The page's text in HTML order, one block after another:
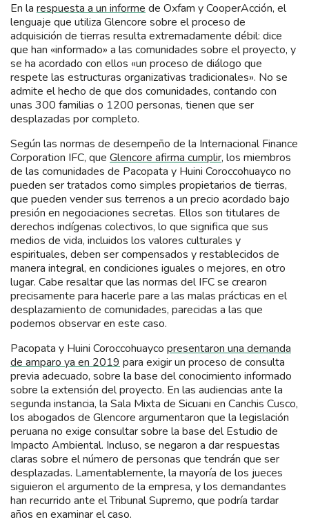
En la respuesta a un informe de Oxfam y CooperAcción, el
lenguaje que utiliza Glencore sobre el proceso de
adquisición de tierras resulta extremadamente débil: dice
que han «informado» a las comunidades sobre el proyecto, y
se ha acordado con ellos «un proceso de diálogo que
respete las estructuras organizativas tradicionales». No se
admite el hecho de que dos comunidades, contando con
unas 300 familias o 1200 personas, tienen que ser
desplazadas por completo.
Según las normas de desempeño de la Internacional Finance
Corporation IFC, que Glencore afirma cumplir, los miembros
de las comunidades de Pacopata y Huini Coroccohuayco no
pueden ser tratados como simples propietarios de tierras,
que pueden vender sus terrenos a un precio acordado bajo
presión en negociaciones secretas. Ellos son titulares de
derechos indígenas colectivos, lo que significa que sus
medios de vida, incluidos los valores culturales y
espirituales, deben ser compensados y restablecidos de
manera integral, en condiciones iguales o mejores, en otro
lugar. Cabe resaltar que las normas del IFC se crearon
precisamente para hacerle pare a las malas prácticas en el
desplazamiento de comunidades, parecidas a las que
podemos observar en este caso.
Pacopata y Huini Coroccohuayco presentaron una demanda
de amparo ya en 2019 para exigir un proceso de consulta
previa adecuado, sobre la base del conocimiento informado
sobre la extensión del proyecto. En las audiencias ante la
segunda instancia, la Sala Mixta de Sicuani en Canchis Cusco,
los abogados de Glencore argumentaron que la legislación
peruana no exige consultar sobre la base del Estudio de
Impacto Ambiental. Incluso, se negaron a dar respuestas
claras sobre el número de personas que tendrán que ser
desplazadas. Lamentablemente, la mayoría de los jueces
siguieron el argumento de la empresa, y los demandantes
han recurrido ante el Tribunal Supremo, que podría tardar
años en examinar el caso.